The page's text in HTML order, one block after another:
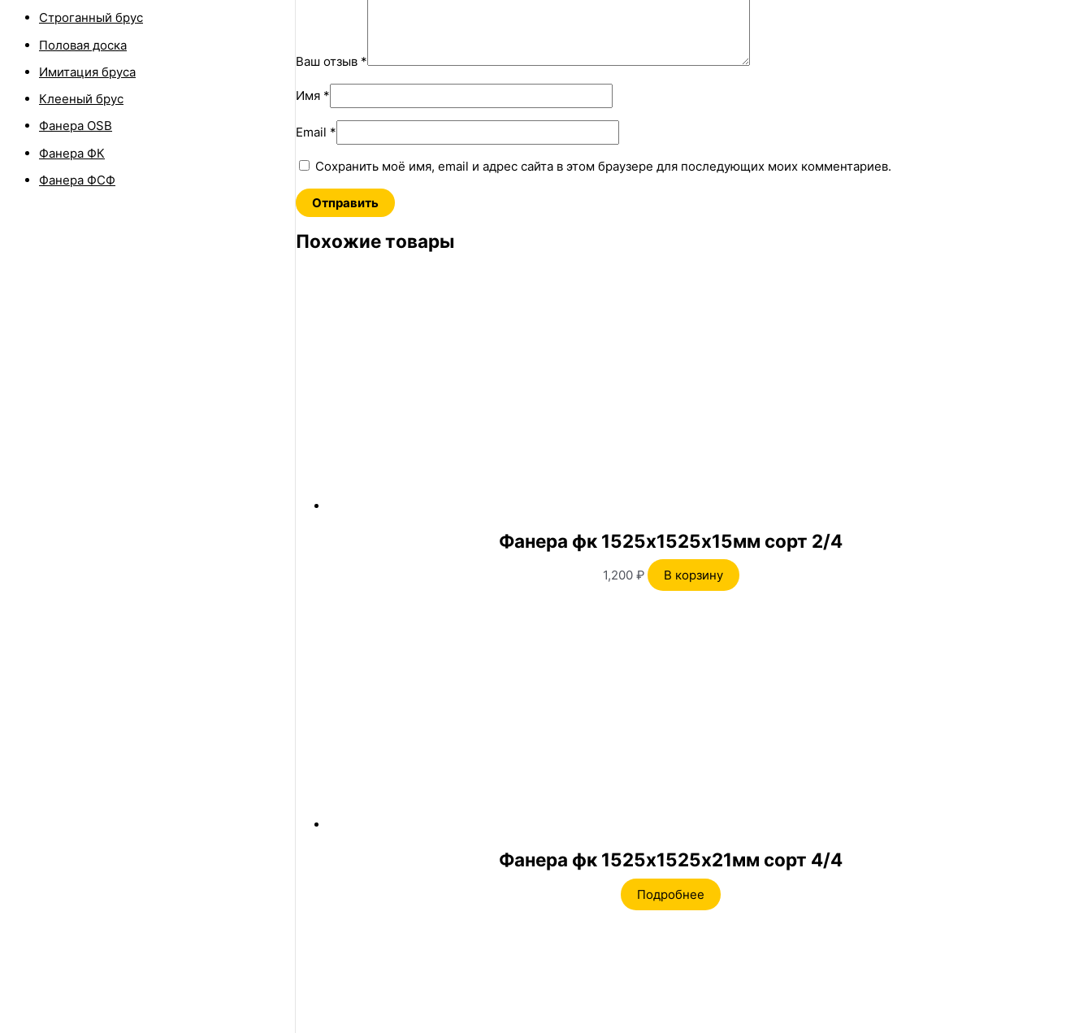
Строганный брус
Половая доска
Имитация бруса
Клееный брус
Фанера OSB
Фанера ФК
Фанера ФСФ
Ваш отзыв *
Имя *
Email *
Сохранить моё имя, email и адрес сайта в этом браузере для последующих моих комментариев.
Похожие товары
Фанера фк 1525х1525х15мм сорт 2/4
1,200 ₽ В корзину
Фанера фк 1525х1525х21мм сорт 4/4
Подробнее